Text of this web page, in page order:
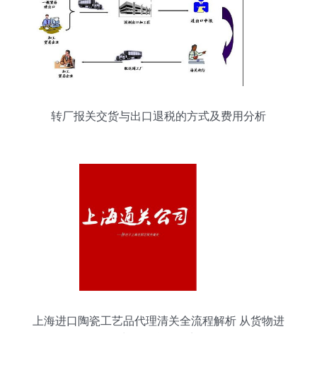
转厂报关交货与出口退税的方式及费用分析
上海进口陶瓷工艺品代理清关全流程解析 从货物进